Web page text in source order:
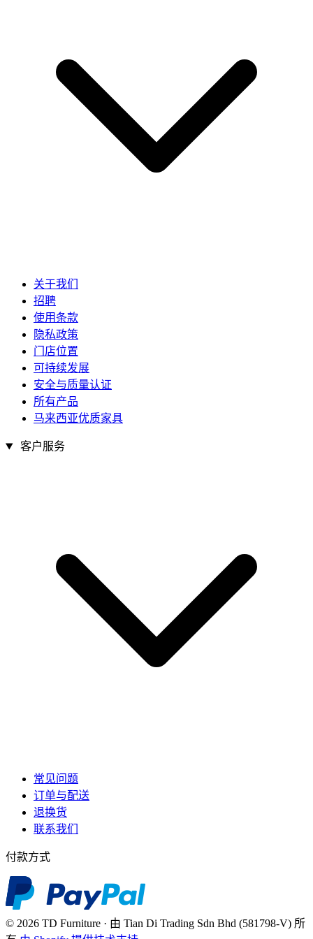
关于我们
招聘
使用条款
隐私政策
门店位置
可持续发展
安全与质量认证
所有产品
马来西亚优质家具
客户服务
常见问题
订单与配送
退换货
联系我们
付款方式
© 2026 TD Furniture · 由 Tian Di Trading Sdn Bhd (581798-V) 所